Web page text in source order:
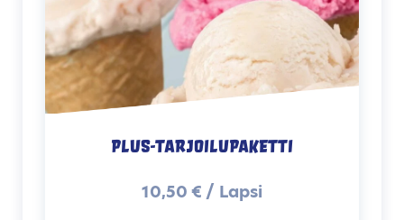
Plus-tarjoilupaketti
10,50 € / Lapsi